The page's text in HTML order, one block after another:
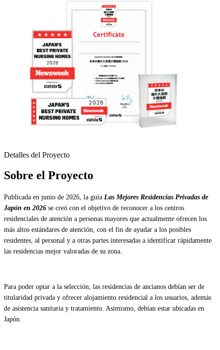
Detalles del Proyecto
Sobre el Proyecto
Publicada en junio de 2026, la guía Las Mejores Residencias Privadas de
Japón en 2026 se creó con el objetivo de reconocer a los centros
residenciales de atención a personas mayores que actualmente ofrecen los
más altos estándares de atención, con el fin de ayudar a los posibles
residentes, al personal y a otras partes interesadas a identificar rápidamente
las residencias mejor valoradas de su zona.
Para poder optar a la selección, las residencias de ancianos debían ser de
titularidad privada y ofrecer alojamiento residencial a los usuarios, además
de asistencia sanitaria y tratamiento. Asimismo, debían estar ubicadas en
Japón.